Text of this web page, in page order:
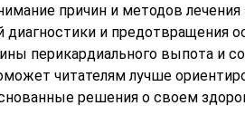
причин и методов лечения
диагностики и предотвращения
перикардиального выпота и
читателям лучше
решения о своем